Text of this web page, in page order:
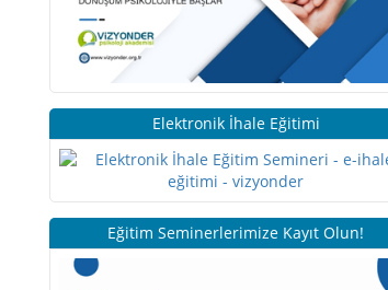
Elektronik İhale Eğitimi
Eğitim Seminerlerimize Kayıt Olun!